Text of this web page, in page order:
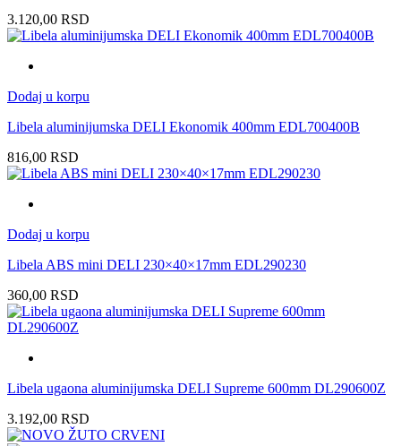
3.120,00 RSD
Dodaj u korpu
Libela aluminijumska DELI Ekonomik 400mm EDL700400B
816,00 RSD
Dodaj u korpu
Libela ABS mini DELI 230×40×17mm EDL290230
360,00 RSD
Libela ugaona aluminijumska DELI Supreme 600mm DL290600Z
3.192,00 RSD